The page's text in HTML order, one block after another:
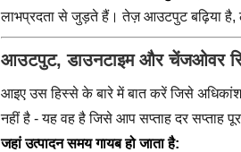
लाभप्रदता से जुड़ते हैं। तेज़ आउटपुट बढ़िया है,
आउटपुट, डाउनटाइम और चेंजओवर
आइए उस हिस्से के बारे में बात करें जिसे
नहीं है - यह वह है जिसे आप सप्ताह दर सप्ताह
जहां उत्पादन समय गायब हो जाता है: